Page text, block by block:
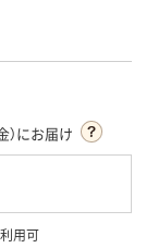
）にお届け
用可